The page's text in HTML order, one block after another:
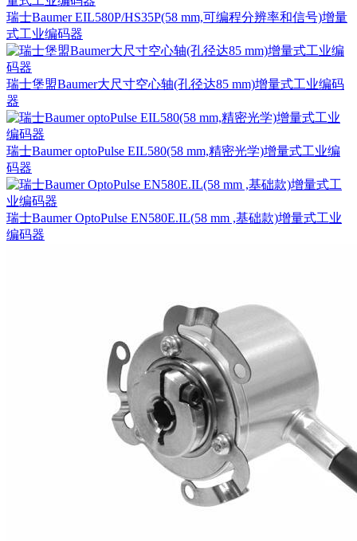
瑞士Baumer EIL580P/HS35P(58 mm,可编程分辨率和信号)增量
式工业编码器
瑞士堡盟Baumer大尺寸空心轴(孔径达85 mm)增量式工业编码
器
瑞士Baumer optoPulse EIL580(58 mm,精密光学)增量式工业编
码器
瑞士Baumer OptoPulse EN580E.IL(58 mm ,基础款)增量式工业
编码器